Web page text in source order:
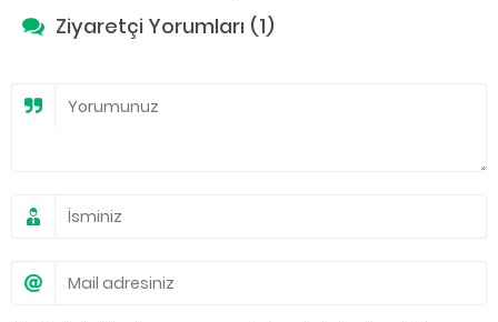
Ziyaretçi Yorumları (1)